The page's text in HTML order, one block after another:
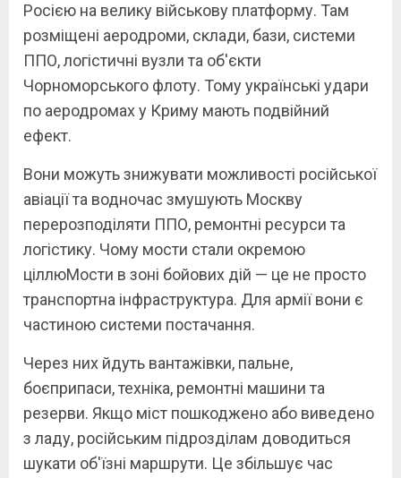
Росією на велику військову платформу. Там
розміщені аеродроми, склади, бази, системи
ППО, логістичні вузли та об'єкти
Чорноморського флоту. Тому українські удари
по аеродромах у Криму мають подвійний
ефект.
Вони можуть знижувати можливості російської
авіації та водночас змушують Москву
перерозподіляти ППО, ремонтні ресурси та
логістику. Чому мости стали окремою
ціллюМости в зоні бойових дій — це не просто
транспортна інфраструктура. Для армії вони є
частиною системи постачання.
Через них йдуть вантажівки, пальне,
боєприпаси, техніка, ремонтні машини та
резерви. Якщо міст пошкоджено або виведено
з ладу, російським підрозділам доводиться
шукати об'їзні маршрути. Це збільшує час